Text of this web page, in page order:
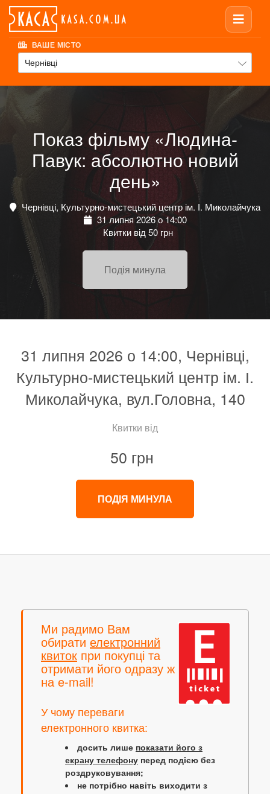
ВАШЕ МІСТО
Чернівці
Показ фільму «Людина-
Павук: абсолютно новий
день»
Чернівці, Культурно-мистецький центр ім. І. Миколайчука
31 липня 2026 о 14:00
Квитки від 50 грн
Подія минула
31 липня 2026 о 14:00, Чернівці,
Культурно-мистецький центр ім. І.
Миколайчука, вул.Головна, 140
Квитки від
50 грн
ПОДІЯ МИНУЛА
Ми радимо Вам
обирати електронний
квиток при покупці та
отримати його одразу ж
на e-mail!
У чому переваги
електронного квитка:
досить лише показати його з
екрану телефону перед подією без
роздруковування;
не потрібно навіть виходити з